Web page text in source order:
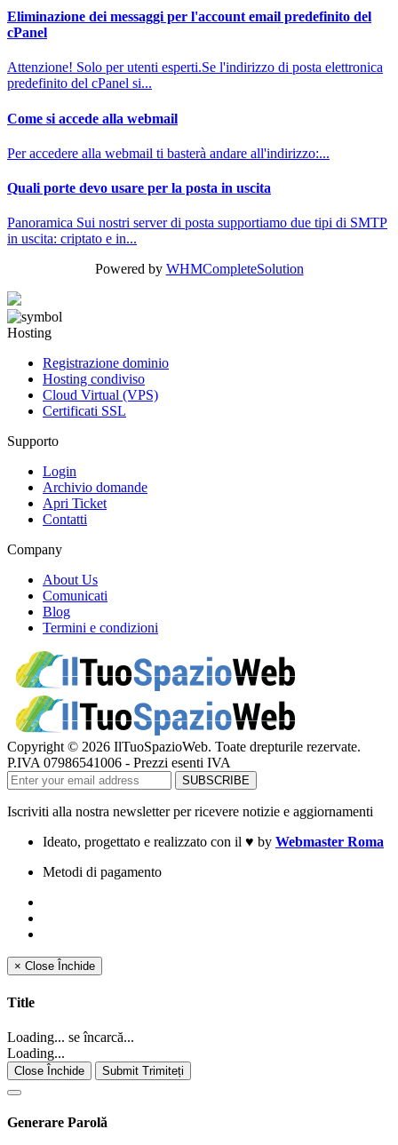
Eliminazione dei messaggi per l'account email predefinito del
cPanel
Attenzione! Solo per utenti esperti.Se l'indirizzo di posta elettronica
predefinito del cPanel si...
Come si accede alla webmail
Per accedere alla webmail ti basterà andare all'indirizzo:...
Quali porte devo usare per la posta in uscita
Panoramica Sui nostri server di posta supportiamo due tipi di SMTP
in uscita: criptato e in...
Powered by WHMCompleteSolution
Hosting
Registrazione dominio
Hosting condiviso
Cloud Virtual (VPS)
Certificati SSL
Supporto
Login
Archivio domande
Apri Ticket
Contatti
Company
About Us
Comunicati
Blog
Termini e condizioni
Copyright © 2026 IlTuoSpazioWeb. Toate drepturile rezervate.
P.IVA 07986541006 - Prezzi esenti IVA
Iscriviti alla nostra newsletter per ricevere notizie e aggiornamenti
Ideato, progettato e realizzato con il ♥ by Webmaster Roma
Metodi di pagamento
× Close Închide
Title
Loading... se încarcă...
Loading...
Close Închide Submit Trimiteți
Generare Parolă